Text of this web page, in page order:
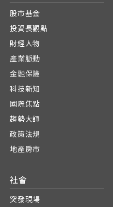
股市基金
投資長觀點
財經人物
產業脈動
金融保險
科技新知
國際焦點
趨勢大師
政策法規
地產房市
社會
突發現場